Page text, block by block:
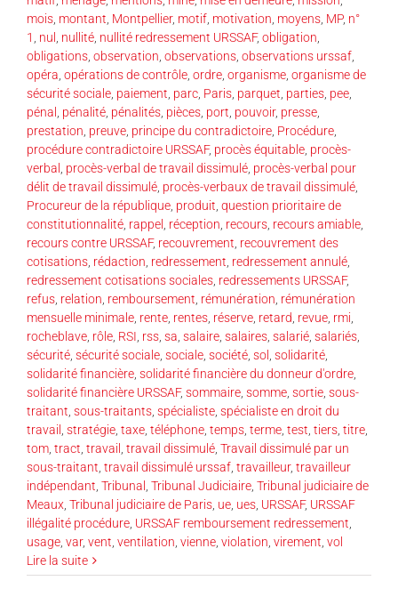
mois montant Montpellier, motif motivation moyens MP, n°
1
nul nullité nullité redressement URSSAF, obligation
obligations observation observations observations urssaf
opéra opérations de contrôle ordre organisme organisme de
sécurité sociale paiement parc Paris parquet parties pee
pénal
pénalité pénalités pièces port pouvoir, presse
prestation preuve principe du contradictoire Procédure
procédure contradictoire URSSAF, procès équitable procès-
verbal
procès-verbal de travail dissimulé procès-verbal pour
délit de travail dissimulé procès-verbaux de travail dissimulé
Procureur de la république produit question prioritaire de
constitutionnalité rappel réception recours recours amiable
recours contre URSSAF, recouvrement recouvrement des
cotisations rédaction redressement redressement annulé
redressement cotisations sociales redressements URSSAF,
refus relation remboursement rémunération rémunération
mensuelle minimale rente rentes réserve retard revue rmi
rocheblave rôle RSI rss sa salaire salaires salarié salariés
sécurité sécurité sociale sociale société sol solidarité
solidarité financière solidarité financière du donneur d'ordre
solidarité financière URSSAF, sommaire somme sortie sous-
traitant sous-traitants spécialiste spécialiste en droit du
travail
stratégie taxe téléphone temps terme test tiers titre
tom tract travail travail dissimulé Travail dissimulé par un
sous-traitant travail dissimulé urssaf travailleur, travailleur
indépendant Tribunal Tribunal Judiciaire Tribunal judiciaire de
Meaux Tribunal judiciaire de Paris ue ues URSSAF, URSSAF
illégalité procédure URSSAF remboursement redressement
usage var, vent ventilation vienne violation virement vol
Lire la suite